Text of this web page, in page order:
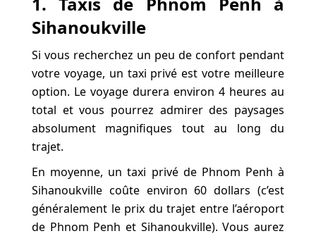
Sihanoukville
Si vous recherchez un peu de confort pendant
votre voyage, un taxi privé est votre meilleure
option. Le voyage durera environ 4 heures au
total et vous pourrez admirer des paysages
absolument magnifiques tout au long du
trajet.
En moyenne, un taxi privé de Phnom Penh à
Sihanoukville coûte environ 60 dollars (c’est
généralement le prix du trajet entre l’aéroport
de Phnom Penh et Sihanoukville). Vous aurez